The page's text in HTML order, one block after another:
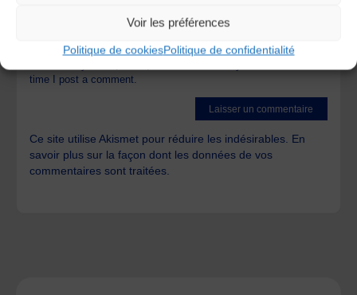
Voir les préférences
Politique de cookiesPolitique de confidentialité
time I post a comment.
Ce site utilise Akismet pour réduire les indésirables. En
savoir plus sur la façon dont les données de vos
commentaires sont traitées